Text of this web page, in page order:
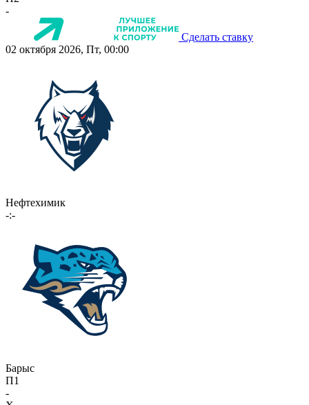
-
Сделать ставку
02 октября 2026, Пт, 00:00
Нефтехимик
-:-
Барыс
П1
-